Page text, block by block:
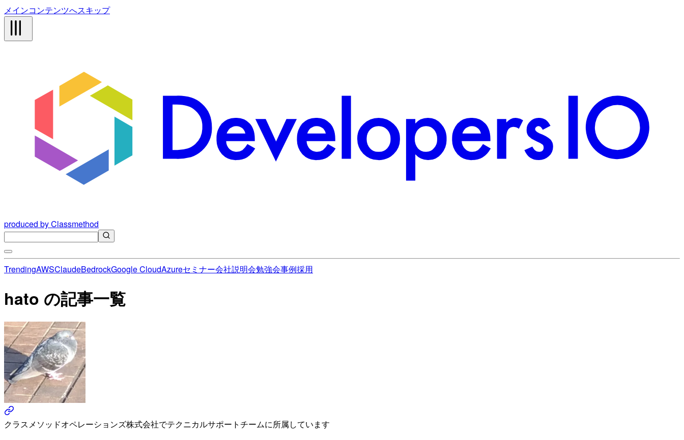
メインコンテンツへスキップ
produced by Classmethod
TrendingAWSClaudeBedrockGoogle CloudAzureセミナー会社説明会勉強会事例採用
hato の記事一覧
クラスメソッドオペレーションズ株式会社でテクニカルサポートチームに所属しています